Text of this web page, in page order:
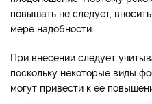
повышать не следует,
мере надобности.
При внесении следует
поскольку некоторые виды
могут привести к ее